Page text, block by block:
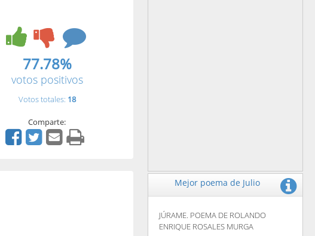
77.78%
votos positivos
Votos totales: 18
Comparte:
Mejor poema de Julio
JÚRAME. POEMA DE ROLANDO
ENRIQUE ROSALES MURGA